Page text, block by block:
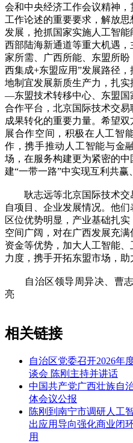
会和中央经济工作会议精神
工作论述的重要要求，解放
发展，抢抓国家实施人工智
西部陆海新通道等重大机遇
家所需、广西所能、东盟所
西集成+东盟应用”发展路径
地制宜发展新质生产力，扎
—东盟技术转移中心、东盟国
合作平台，北京国际技术交易
成果转化的重要力量。希望
展合作空间，积极在人工智
作，携手推动人工智能与金
场，在服务构建更为紧密的
建“一带一路”中实现互利共赢
耿志远等北京国际技术交
自项目、企业发展情况。他
区位优势明显，产业基础扎
空间广阔，对在广西发展充满
资金等优势，加大人工智能
力度，携手开拓东盟市场，助
自治区领导周异决、曹志
亮
相关链接
自治区党委召开2026年
谈会 陈刚主持并讲话
中国共产党广西壮族自
体会议公报
陈刚到南宁市调研人工
出应用导向强化商业闭
用